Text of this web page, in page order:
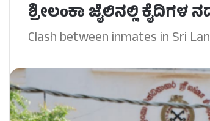
ಶ್ರೀಲಂಕಾ ಜೈಲಿನಲ್ಲಿ
Clash between inmates in Sri